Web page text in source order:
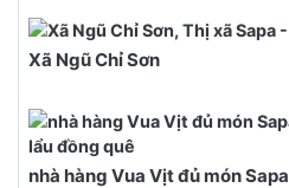
Xã Ngũ Chỉ Sơn
nhà hàng Vua Vịt đủ món Sapa